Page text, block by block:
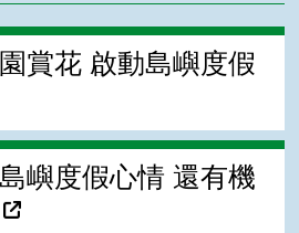
賞花 啟動島嶼度假
嶼度假心情 還有機